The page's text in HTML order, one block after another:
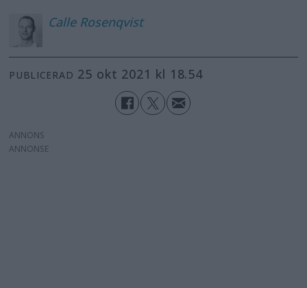
Calle Rosenqvist
PUBLICERAD 25 okt 2021 kl 18.54
ANNONS